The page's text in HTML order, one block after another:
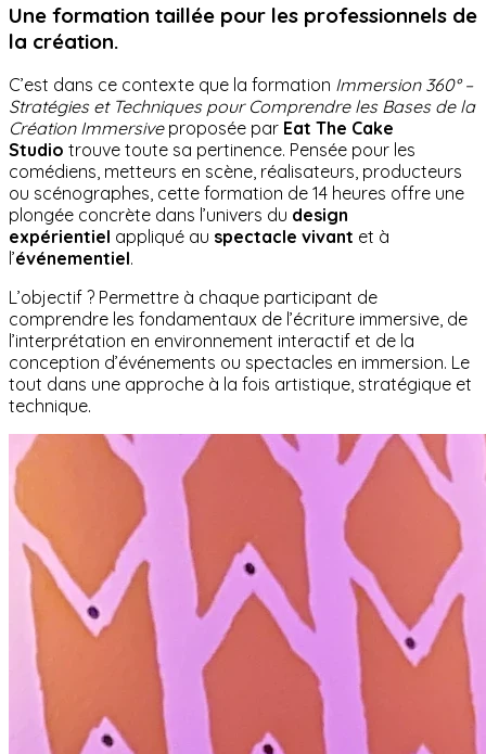
Une formation taillée pour les professionnels de
la création.
C’est dans ce contexte que la formation Immersion 360° –
Stratégies et Techniques pour Comprendre les Bases de la
Création Immersiveproposée par Eat The Cake
Studio trouve toute sa pertinence. Pensée pour les
comédiens, metteurs en scène, réalisateurs, producteurs
ou scénographes, cette formation de 14 heures offre une
plongée concrète dans l’univers du design
expérientiel appliqué au spectacle vivant et à
l’événementiel.
L’objectif ? Permettre à chaque participant de
comprendre les fondamentaux de l’écriture immersive, de
l’interprétation en environnement interactif et de la
conception d’événements ou spectacles en immersion. Le
tout dans une approche à la fois artistique, stratégique et
technique.